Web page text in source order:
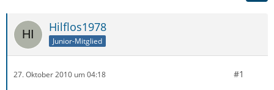
Hilflos1978
Junior-Mitglied
27. Oktober 2010 um 04:18 #1